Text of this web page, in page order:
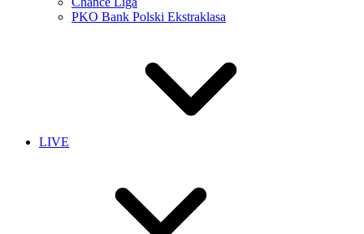
PKO Bank Polski Ekstraklasa
LIVE